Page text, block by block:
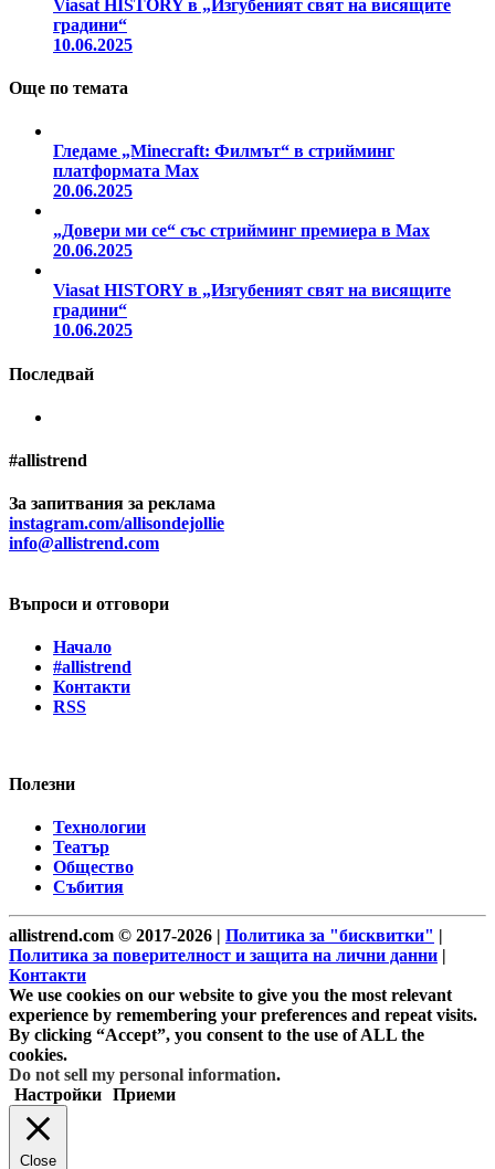
Viasat HISTORY в „Изгубеният свят на висящите
градини“
10.06.2025
Още по темата
Гледаме „Minecraft: Филмът“ в стрийминг
платформата Max
20.06.2025
„Довери ми се“ със стрийминг премиера в Max
20.06.2025
Viasat HISTORY в „Изгубеният свят на висящите
градини“
10.06.2025
Последвай
#allistrend
За запитвания за реклама
instagram.com/allisondejollie
info@allistrend.com
Въпроси и отговори
Начало
#allistrend
Контакти
RSS
Полезни
Технологии
Театър
Общество
Събития
allistrend.com © 2017-2026 | Политика за "бисквитки" |
Политика за поверителност и защита на лични данни |
Контакти
We use cookies on our website to give you the most relevant
experience by remembering your preferences and repeat visits.
By clicking “Accept”, you consent to the use of ALL the
cookies.
Do not sell my personal information.
Настройки Приеми
Close